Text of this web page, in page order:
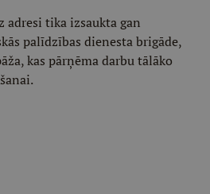
adresi tika izsaukta gan
palīdzības dienesta brigāde,
kas pārņēma darbu tālāko